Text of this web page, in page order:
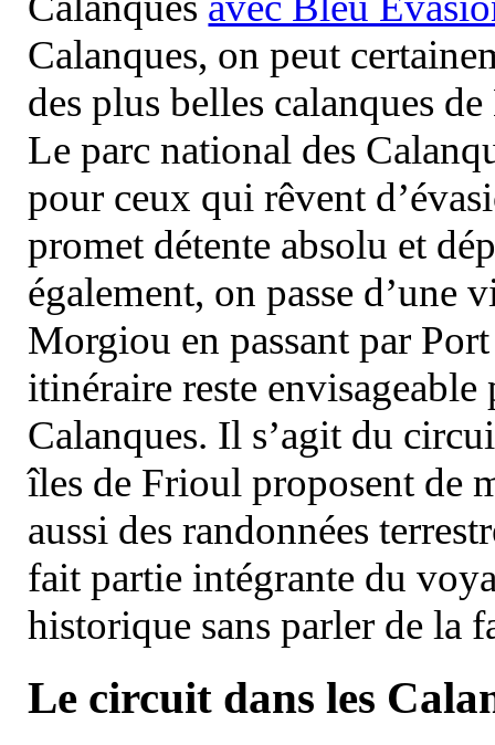
Calanques, on peut
des plus belles calanques
Le parc national des
pour ceux qui rêvent
promet détente absolu et
également, on passe d’une
Morgiou en passant par
itinéraire reste
Calanques. Il s’agit du
îles de Frioul proposent de
aussi des randonnées
fait partie intégrante du
historique sans parler de la
Le circuit dans les